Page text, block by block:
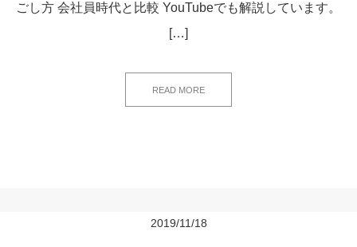
ごし方 会社員時代と比較 YouTubeでも解説しています。
[…]
READ MORE
2019/11/18